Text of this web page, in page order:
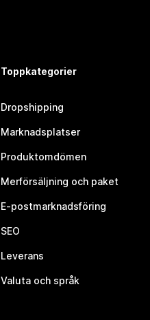
Toppkategorier
Dropshipping
Marknadsplatser
Produktomdömen
Merförsäljning och paket
E-postmarknadsföring
SEO
Leverans
Valuta och språk